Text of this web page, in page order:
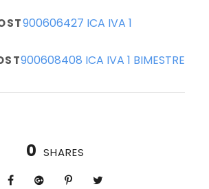
900606427 ICA IVA 1
900608408 ICA IVA 1 BIMESTRE
0 SHARES